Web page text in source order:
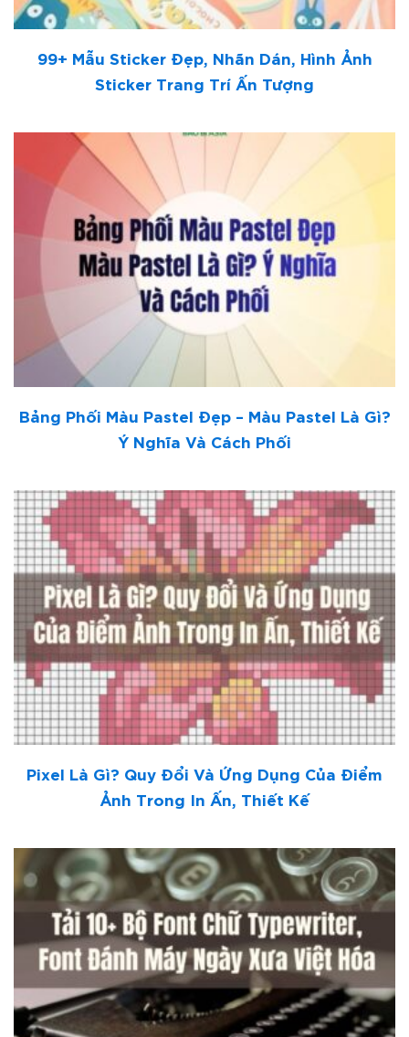
99+ Mẫu Sticker Đẹp, Nhãn Dán, Hình Ảnh
Sticker Trang Trí Ấn Tượng
Bảng Phối Màu Pastel Đẹp – Màu Pastel Là Gì?
Ý Nghĩa Và Cách Phối
Pixel Là Gì? Quy Đổi Và Ứng Dụng Của Điểm
Ảnh Trong In Ấn, Thiết Kế